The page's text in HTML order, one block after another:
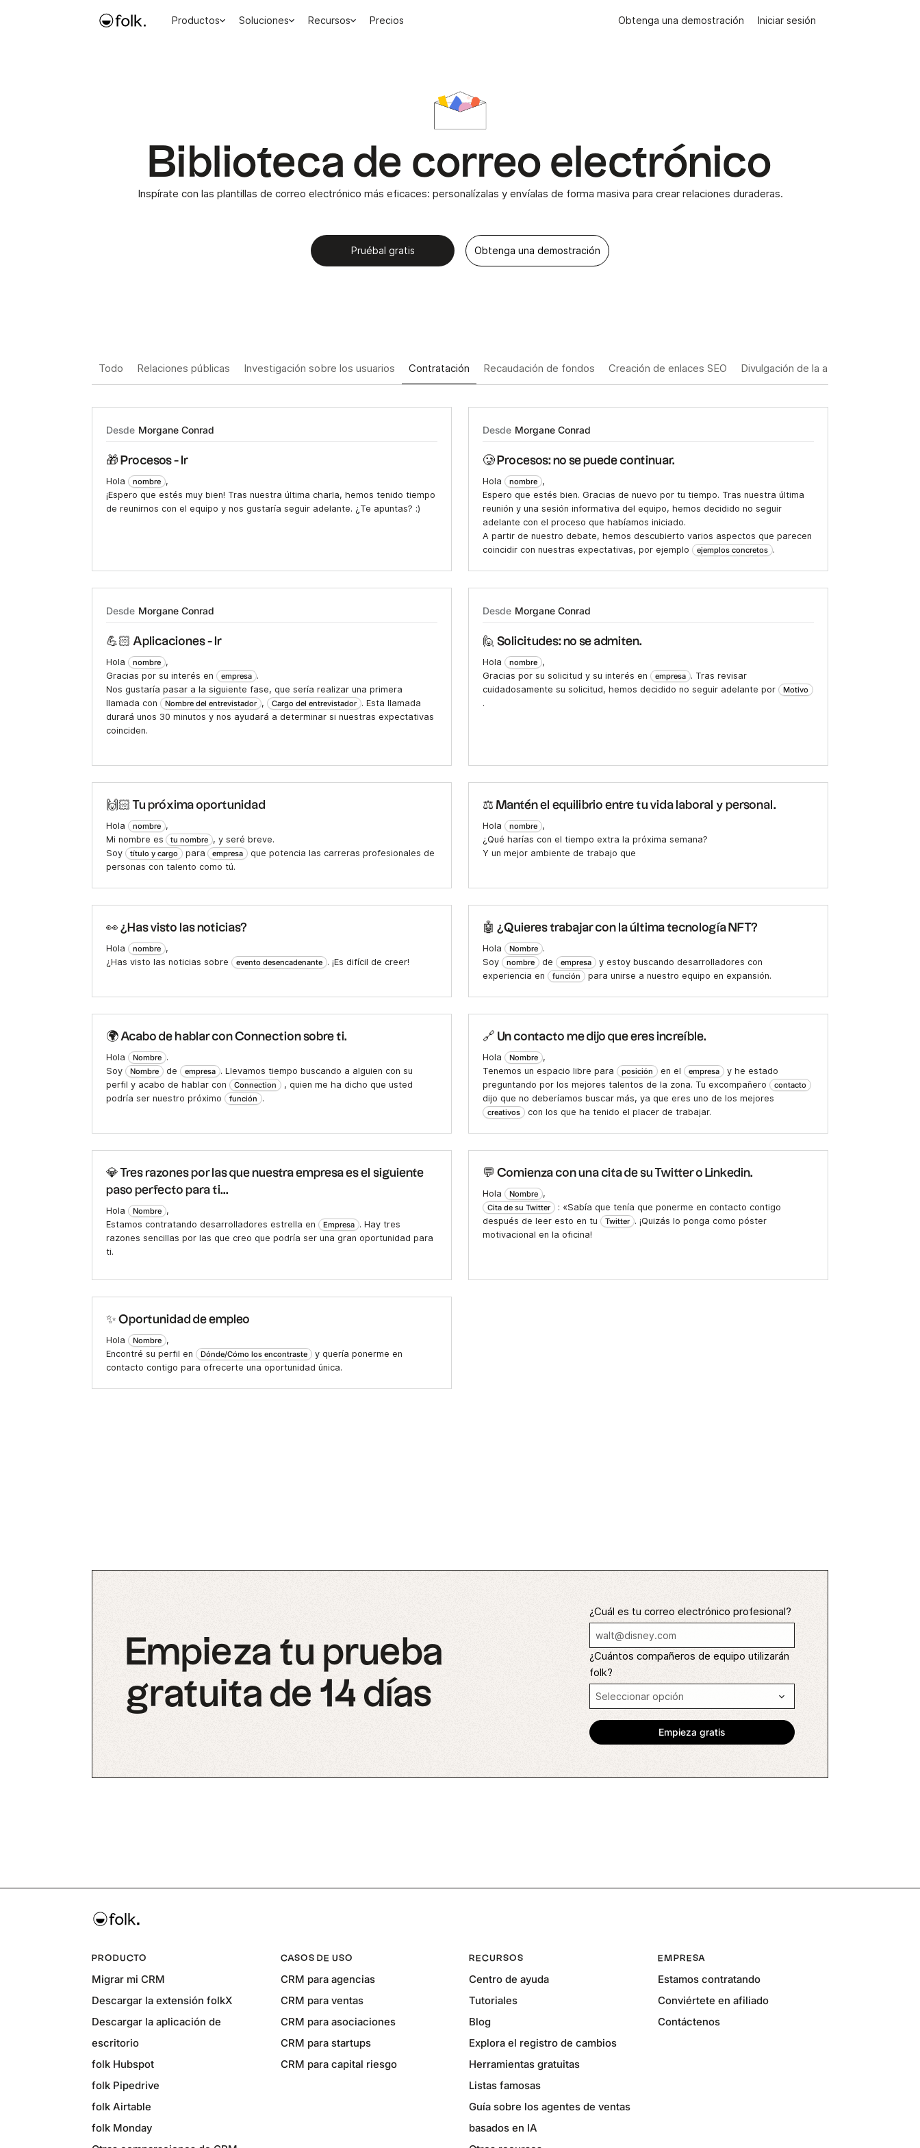
Productos Soluciones Recursos Precios Obtenga una demostración Iniciar sesión
Biblioteca de correo electrónico
Inspírate con las plantillas de correo electrónico más eficaces: personalízalas y envíalas de forma masiva para crear relaciones duraderas.
Pruébal gratis Obtenga una demostración
Todo Relaciones públicas Investigación sobre los usuarios Contratación Recaudación de fondos Creación de enlaces SEO Divulgación de la asociación
Desde Morgane Conrad
🎁 Procesos - Ir
Hola nombre ,
¡Espero que estés muy bien! Tras nuestra última charla, hemos tenido tiempo
de reunirnos con el equipo y nos gustaría seguir adelante. ¿Te apuntas? :)
Desde Morgane Conrad
🥲 Procesos: no se puede continuar.
Hola nombre ,
Espero que estés bien. Gracias de nuevo por tu tiempo. Tras nuestra última
reunión y una sesión informativa del equipo, hemos decidido no seguir
adelante con el proceso que habíamos iniciado.
A partir de nuestro debate, hemos descubierto varios aspectos que parecen
coincidir con nuestras expectativas, por ejemplo
ejemplos concretos .
Desde Morgane Conrad
💪🏻 Aplicaciones - Ir
Hola nombre ,
Gracias por su interés en empresa .
Nos gustaría pasar a la siguiente fase, que sería realizar una primera
llamada con Nombre del entrevistador , Cargo del entrevistador . Esta llamada
durará unos 30 minutos y nos ayudará a determinar si nuestras expectativas
coinciden.
Desde Morgane Conrad
🙋 Solicitudes: no se admiten.
Hola nombre ,
Gracias por su solicitud y su interés en
empresa . Tras revisar
cuidadosamente su solicitud, hemos decidido no seguir adelante por
Motivo
.
🙌🏻 Tu próxima oportunidad
Hola nombre ,
Mi nombre es
tu nombre , y seré breve.
Soy título y cargo para empresa
que potencia las carreras profesionales de
personas con talento como tú.
⚖️ Mantén el equilibrio entre tu vida laboral y personal.
Hola nombre ,
¿Qué harías con el tiempo extra la próxima semana?
Y un mejor ambiente de trabajo que
👀 ¿Has visto las noticias?
Hola nombre ,
¿Has visto las noticias sobre evento desencadenante . ¡Es difícil de creer!
🤖 ¿Quieres trabajar con la última tecnología NFT?
Hola Nombre .
Soy
nombre de empresa
y estoy buscando desarrolladores con
experiencia en
función para unirse a nuestro equipo en expansión.
🌍 Acabo de hablar con Connection sobre ti.
Hola Nombre .
Soy Nombre de empresa . Llevamos tiempo buscando a alguien con su
perfil y acabo de hablar con Connection
, quien me ha dicho que usted
podría ser nuestro próximo función .
🔗 Un contacto me dijo que eres increíble.
Hola Nombre ,
Tenemos un espacio libre para
posición en el empresa
y he estado
preguntando por los mejores talentos de la zona. Tu excompañero
contacto
dijo que no deberíamos buscar más, ya que eres uno de los mejores
creativos con los que ha tenido el placer de trabajar.
💎 Tres razones por las que nuestra empresa es el siguiente
paso perfecto para ti...
Hola Nombre ,
Estamos contratando desarrolladores estrella en Empresa . Hay tres
razones sencillas por las que creo que podría ser una gran oportunidad para
ti.
💬 Comienza con una cita de su Twitter o Linkedin.
Hola Nombre ,
Cita de su Twitter
: «Sabía que tenía que ponerme en contacto contigo
después de leer esto en tu
Twitter . ¡Quizás lo ponga como póster
motivacional en la oficina!
✨ Oportunidad de empleo
Hola Nombre ,
Encontré su perfil en Dónde/Cómo los encontraste
y quería ponerme en
contacto contigo para ofrecerte una oportunidad única.
Empieza tu prueba
gratuita de 14 días
¿Cuál es tu correo electrónico profesional?
¿Cuántos compañeros de equipo utilizarán
folk?
PRODUCTO
Migrar mi CRM
Descargar la extensión folkX
Descargar la aplicación de
escritorio
folk Hubspot
folk Pipedrive
folk Airtable
folk Monday
CASOS DE USO
CRM para agencias
CRM para ventas
CRM para asociaciones
CRM para startups
CRM para capital riesgo
RECURSOS
Centro de ayuda
Tutoriales
Blog
Explora el registro de cambios
Herramientas gratuitas
Listas famosas
Guía sobre los agentes de ventas
basados en IA
EMPRESA
Estamos contratando
Conviértete en afiliado
Contáctenos